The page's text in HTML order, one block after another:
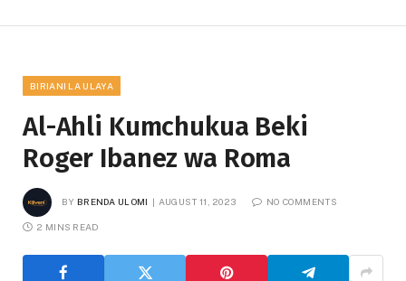
BIRIANI LA ULAYA
Al-Ahli Kumchukua Beki
Roger Ibanez wa Roma
BY BRENDA ULOMI AUGUST 11, 2023 NO COMMENTS
2 MINS READ